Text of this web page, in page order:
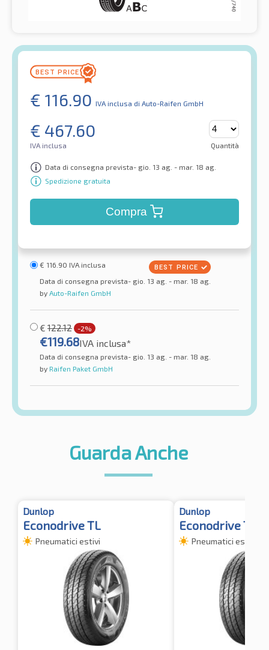
€ 116.90 IVA inclusa di Auto-Raifen GmbH
€ 467.60
IVA inclusa Quantità
Data di consegna prevista- gio. 13 ag. - mar. 18 ag.
Spedizione gratuita
Compra
€ 116.90 IVA inclusa
Data di consegna prevista- gio. 13 ag. - mar. 18 ag.
by Auto-Raifen GmbH
€ 122.12 -2%
€119.68IVA inclusa*
Data di consegna prevista- gio. 13 ag. - mar. 18 ag.
by Raifen Paket GmbH
Guarda Anche
Dunlop
Econodrive TL
Pneumatici estivi
Dunlop
Econodrive TL
Pneumatici estivi